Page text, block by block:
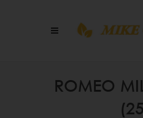
ROMEO